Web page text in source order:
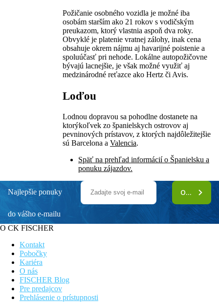
Požičanie osobného vozidla je možné iba
osobám starším ako 21 rokov s vodičským
preukazom, ktorý vlastnia aspoň dva roky.
Obvyklé je platenie vratnej zálohy, inak cena
obsahuje okrem nájmu aj havarijné poistenie a
spoluúčasť pri nehode. Lokálne autopožičovne
bývajú lacnejšie, je však možné využiť aj
medzinárodné reťazce ako Hertz či Avis.
Loďou
Lodnou dopravou sa pohodlne dostanete na
ktorýkoľvek zo španielskych ostrovov aj
pevninových prístavov, z ktorých najdôležitejšie
sú Barcelona a Valencia.
Späť na prehľad informácií o Španielsku a
ponuku zájazdov.
Najlepšie ponuky
do vášho e-mailu
ODOBERAŤ
O CK FISCHER
Kontakt
Pobočky
Kariéra
O nás
FISCHER Blog
Pre predajcov
Prehlásenie o prístupnosti